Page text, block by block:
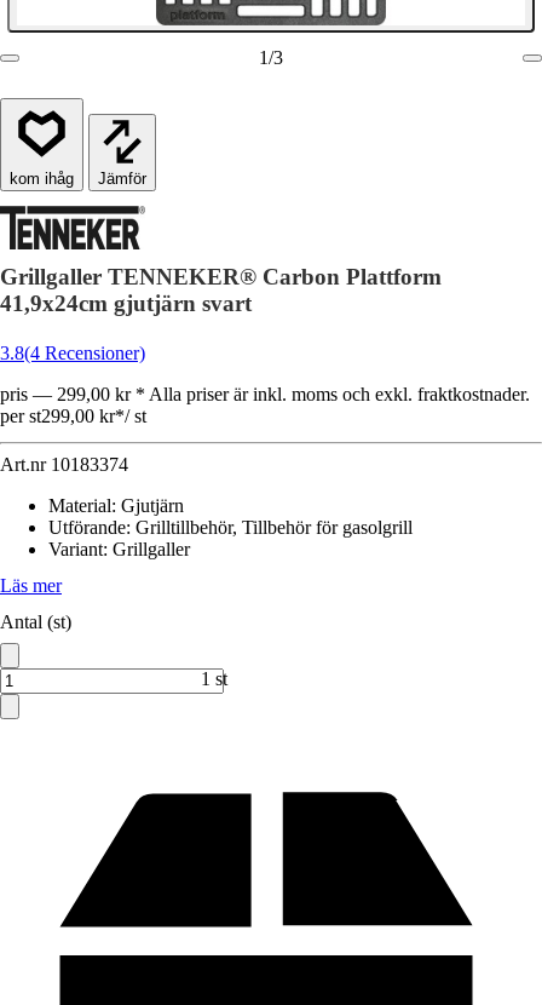
1/3
Jämför
Grillgaller TENNEKER® Carbon Plattform
41,9x24cm gjutjärn svart
3.8(4 Recensioner)
pris — 299,00 kr * Alla priser är inkl. moms och exkl. fraktkostnader.
per st299,00 kr*/ st
Art.nr 10183374
Material: Gjutjärn
Utförande: Grilltillbehör, Tillbehör för gasolgrill
Variant: Grillgaller
Läs mer
Antal (st)
1 st